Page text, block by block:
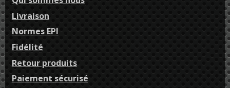
Livraison
Normes EPI
Fidélité
Retour produits
Paiement sécurisé